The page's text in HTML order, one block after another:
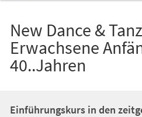
New Dance &
Erwachsene
40..Jahren
Einführungskurs in den